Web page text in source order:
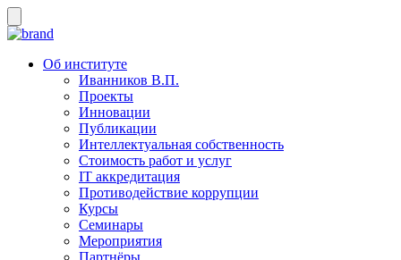
Об институте
Иванников В.П.
Проекты
Инновации
Публикации
Интеллектуальная собственность
Стоимость работ и услуг
IT аккредитация
Противодействие коррупции
Курсы
Семинары
Мероприятия
Партнёры